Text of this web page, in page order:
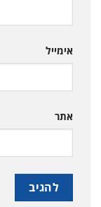
אימייל
אתר